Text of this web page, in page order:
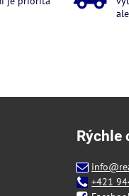
Rýchle
+421